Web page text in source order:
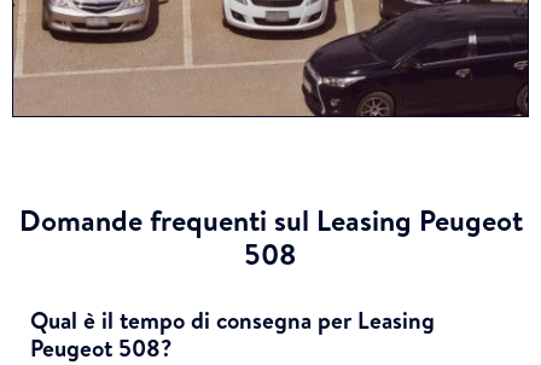
Domande frequenti sul Leasing Peugeot
508
Qual è il tempo di consegna per Leasing
Peugeot 508?